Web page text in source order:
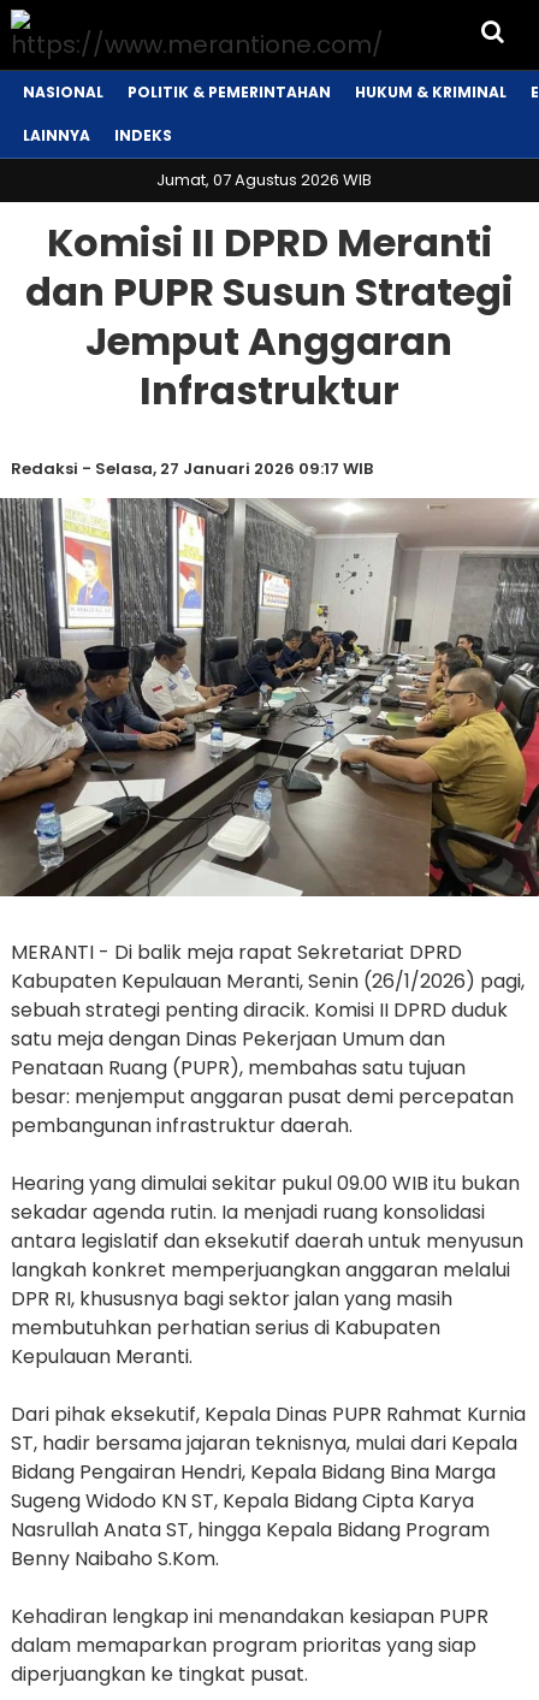
NASIONAL POLITIK & PEMERINTAHAN HUKUM & KRIMINAL
LAINNYA INDEKS
Jumat, 07 Agustus 2026 WIB
Komisi II DPRD Meranti
dan PUPR Susun Strategi
Jemput Anggaran
Infrastruktur
Redaksi - Selasa, 27 Januari 2026 09:17 WIB
MERANTI - Di balik meja rapat Sekretariat DPRD
Kabupaten Kepulauan Meranti, Senin (26/1/2026) pagi,
sebuah strategi penting diracik. Komisi II DPRD duduk
satu meja dengan Dinas Pekerjaan Umum dan
Penataan Ruang (PUPR), membahas satu tujuan
besar: menjemput anggaran pusat demi percepatan
pembangunan infrastruktur daerah.
Hearing yang dimulai sekitar pukul 09.00 WIB itu bukan
sekadar agenda rutin. Ia menjadi ruang konsolidasi
antara legislatif dan eksekutif daerah untuk menyusun
langkah konkret memperjuangkan anggaran melalui
DPR RI, khususnya bagi sektor jalan yang masih
membutuhkan perhatian serius di Kabupaten
Kepulauan Meranti.
Dari pihak eksekutif, Kepala Dinas PUPR Rahmat Kurnia
ST, hadir bersama jajaran teknisnya, mulai dari Kepala
Bidang Pengairan Hendri, Kepala Bidang Bina Marga
Sugeng Widodo KN ST, Kepala Bidang Cipta Karya
Nasrullah Anata ST, hingga Kepala Bidang Program
Benny Naibaho S.Kom.
Kehadiran lengkap ini menandakan kesiapan PUPR
dalam memaparkan program prioritas yang siap
diperjuangkan ke tingkat pusat.